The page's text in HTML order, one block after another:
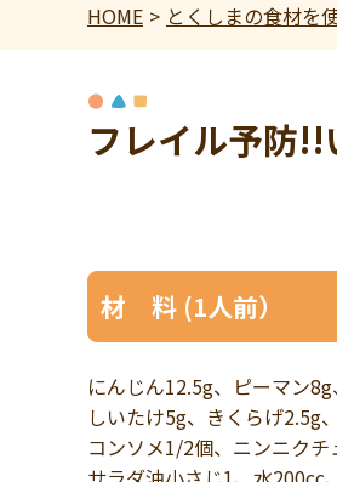
HOME とくしまの食材を
フレイル予防!!
材 料 (1人前）
にんじん12.5g、ピーマン
しいたけ5g、きくらげ2.5g
コンソメ1/2個、ニンニク